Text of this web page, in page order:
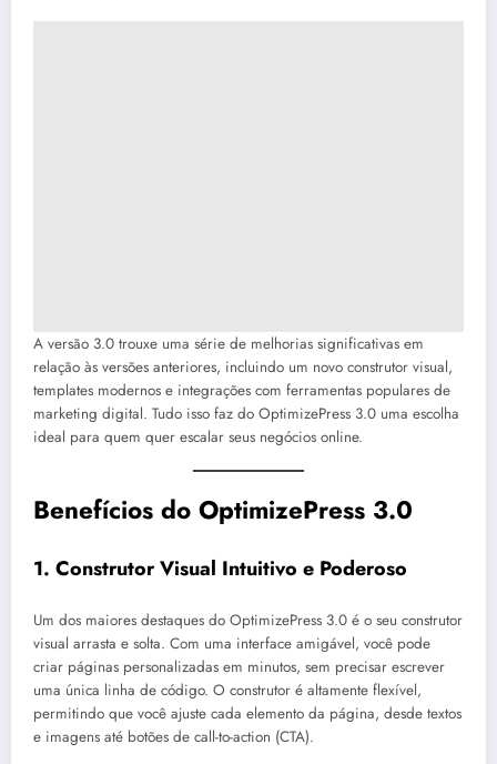
A versão 3.0 trouxe uma série de melhorias significativas em
relação às versões anteriores, incluindo um novo construtor visual,
templates modernos e integrações com ferramentas populares de
marketing digital. Tudo isso faz do OptimizePress 3.0 uma escolha
ideal para quem quer escalar seus negócios online.
Benefícios do OptimizePress 3.0
1. Construtor Visual Intuitivo e Poderoso
Um dos maiores destaques do OptimizePress 3.0 é o seu construtor
visual arrasta e solta. Com uma interface amigável, você pode
criar páginas personalizadas em minutos, sem precisar escrever
uma única linha de código. O construtor é altamente flexível,
permitindo que você ajuste cada elemento da página, desde textos
e imagens até botões de call-to-action (CTA).